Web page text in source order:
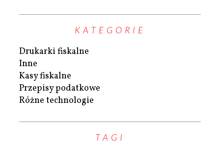
KATEGORIE
Drukarki fiskalne
Inne
Kasy fiskalne
Przepisy podatkowe
Różne technologie
TAGI